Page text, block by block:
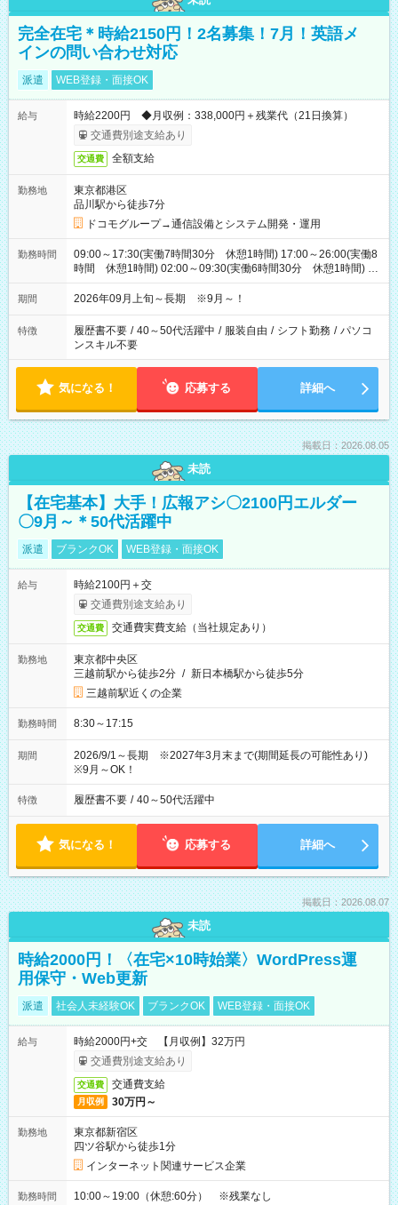
完全在宅＊時給2150円！2名募集！7月！英語メ
インの問い合わせ対応
派遣 WEB登録・面接OK
給与
時給2200円 ◆月収例：338,000円＋残業代（21日換算）
交通費別途支給あり
交通費 全額支給
勤務地
東京都港区
品川駅から徒歩7分
ドコモグループ→通信設備とシステム開発・運用
勤務時間
09:00～17:30(実働7時間30分 休憩1時間) 17:00～26:00(実働8
時間 休憩1時間) 02:00～09:30(実働6時間30分 休憩1時間) ※
日勤は就業時間1/夜勤は就業時間2.3を連続で行って頂きます
期間 2026年09月上旬～長期 ※9月～！
特徴 履歴書不要 / 40～50代活躍中 / 服装自由 / シフト勤務 / パソコ
ンスキル不要
気になる！ 応募する 詳細へ
掲載日：2026.08.05
未読
【在宅基本】大手！広報アシ〇2100円エルダー
〇9月～＊50代活躍中
派遣 ブランクOK WEB登録・面接OK
給与
時給2100円＋交
交通費別途支給あり
交通費 交通費実費支給（当社規定あり）
勤務地
東京都中央区
三越前駅から徒歩2分 / 新日本橋駅から徒歩5分
三越前駅近くの企業
勤務時間 8:30～17:15
期間
2026/9/1～長期 ※2027年3月末まで(期間延長の可能性あり)
※9月～OK！
特徴 履歴書不要 / 40～50代活躍中
気になる！ 応募する 詳細へ
掲載日：2026.08.07
未読
時給2000円！〈在宅×10時始業〉WordPress運
用保守・Web更新
派遣 社会人未経験OK ブランクOK WEB登録・面接OK
給与
時給2000円+交 【月収例】32万円
交通費別途支給あり
交通費 交通費支給
月収例 30万円～
勤務地
東京都新宿区
四ツ谷駅から徒歩1分
インターネット関連サービス企業
勤務時間 10:00～19:00（休憩:60分） ※残業なし